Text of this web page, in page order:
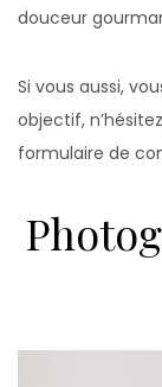
douceur
Si vous aussi,
objectif,
formulaire de